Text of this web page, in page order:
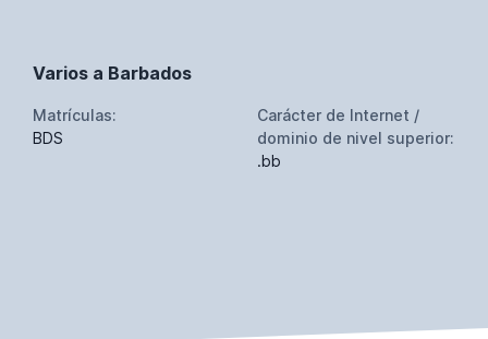
Varios a Barbados
Matrículas:
BDS
Carácter de Internet /
dominio de nivel superior:
.bb